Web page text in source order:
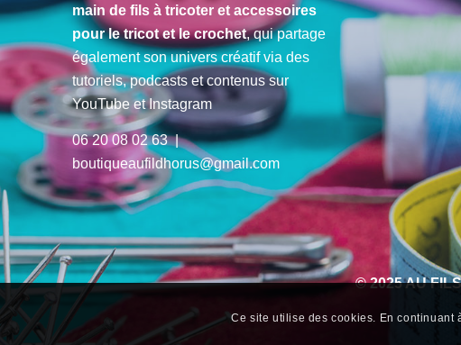
main de fils à tricoter et accessoires
pour le tricot et le crochet, qui partage
également son univers créatif via des
tutoriels, podcasts et contenus sur
YouTube et Instagram
06 20 08 02 63 |
boutiqueaufildhorus@gmail.com
© 2025 AU
Ce site utilise des cookies. En